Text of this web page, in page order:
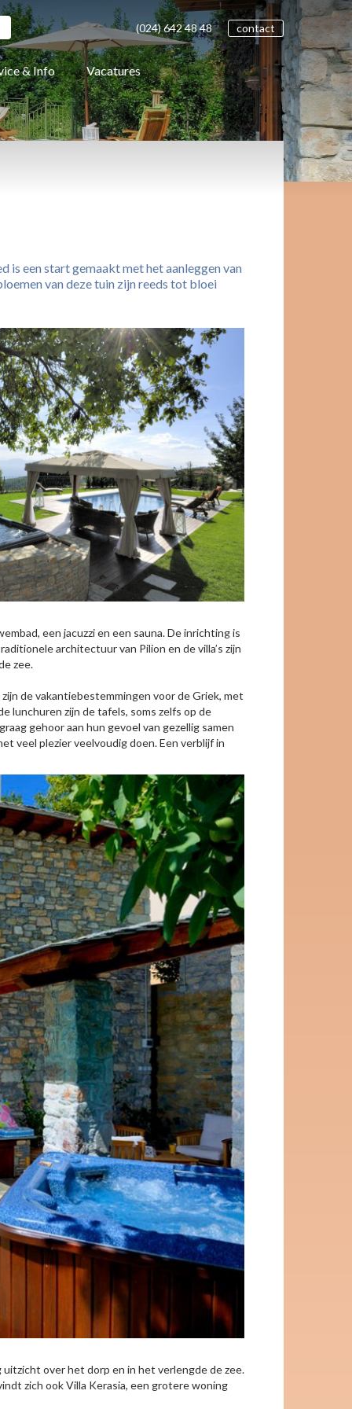
(024)642 4848 contact
& Info Vacatures
is een start gemaakt met het aanleggen van
van deze tuin zijn reeds tot bloei
een jacuzzi en een sauna. De inrichting is
architectuur van Pilion en de villa’s zijn
zee.
de vakantiebestemmingen voor de Griek, met
lunchuren zijn de tafels, soms zelfs op de
gehoor aan hun gevoel van gezellig samen
veel plezier veelvoudig doen. Een verblijf in
over het dorp en in het verlengde de zee.
zich ook Villa Kerasia, een grotere woning